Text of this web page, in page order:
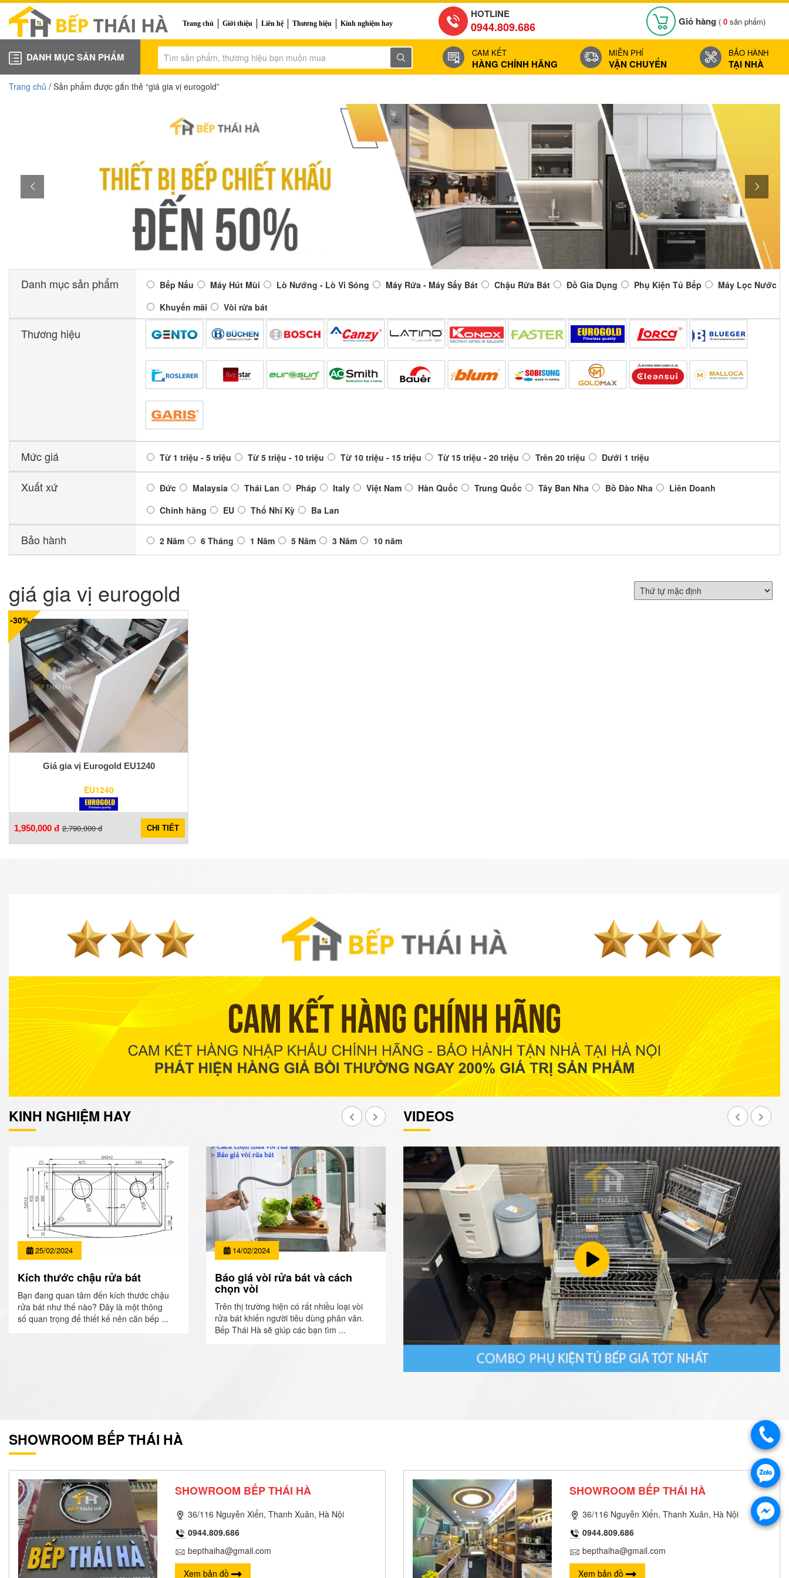
Trang chủ Giới thiệu Liên hệ Thương hiệu Kinh nghiệm hay
HOTLINE
0944.809.686 Giỏ hàng ( 0 sản phẩm)
DANH MỤC SẢN PHẨM CAM KẾT
HÀNG CHÍNH HÃNG
MIỄN PHÍ
VẬN CHUYỂN
BẢO HÀNH
TẠI NHÀ
Trang chủ / Sản phẩm được gắn thẻ “giá gia vị eurogold”
Danh mục sản phẩm Bếp Nấu Máy Hút Mùi Lò Nướng - Lò Vi Sóng Máy Rửa - Máy Sấy Bát Chậu Rửa Bát Đồ Gia Dụng Phụ Kiện Tủ Bếp
Máy Lọc Nước
Khuyến mãi
Vòi rửa bát
Thương hiệu
Mức giá Từ 1 triệu - 5 triệu Từ 5 triệu - 10 triệu Từ 10 triệu - 15 triệu Từ 15 triệu - 20 triệu Trên 20 triệu Dưới 1 triệu
Xuất xứ Đức Malaysia Thái Lan Pháp Italy Việt Nam Hàn Quốc Trung Quốc Tây Ban Nha Bồ Đào Nha
Liên Doanh
Chính hãng
EU Thổ Nhĩ Kỳ Ba Lan
Bảo hành 2 Năm 6 Tháng 1 Năm 5 Năm 3 Năm 10 năm
giá gia vị eurogold
-30%
Giá gia vị Eurogold EU1240
EU1240
1,950,000 đ 2,790,000 đ CHI TIẾT
KINH NGHIỆM HAY
25/02/2024
Kích thước chậu rửa bát
Bạn đang quan tâm đến kích thước chậu
rửa bát như thế nào? Đây là một thông
số quan trọng để thiết kế nên căn bếp ...
14/02/2024
Báo giá vòi rửa bát và cách
chọn vòi
Trên thị trường hiện có rất nhiều loại vòi
rửa bát khiến người tiêu dùng phân vân.
Bếp Thái Hà sẽ giúp các bạn tìm ...
VIDEOS
SHOWROOM BẾP THÁI HÀ
SHOWROOM BẾP THÁI HÀ
36/116 Nguyễn Xiển, Thanh Xuân, Hà Nội
0944.809.686
bepthaiha@gmail.com
Xem bản đồ
SHOWROOM BẾP THÁI HÀ
36/116 Nguyễn Xiển, Thanh Xuân, Hà Nội
0944.809.686
bepthaiha@gmail.com
Xem bản đồ